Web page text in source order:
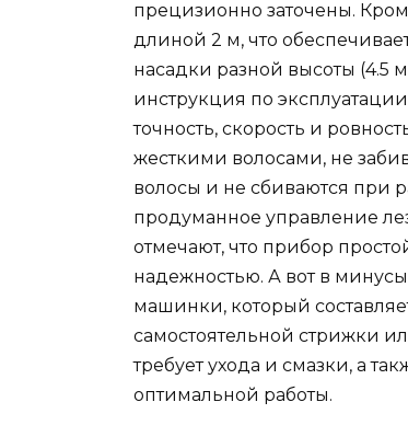
прецизионно заточены.
длиной 2 м, что
насадки разной высоты (4.5
инструкция по
точность, скорость и
жесткими волосами, не
волосы и не сбиваются при
продуманное управление
отмечают, что прибор
надежностью. А вот в
машинки, который
самостоятельной стрижки
требует ухода и смазки, а
оптимальной работы.